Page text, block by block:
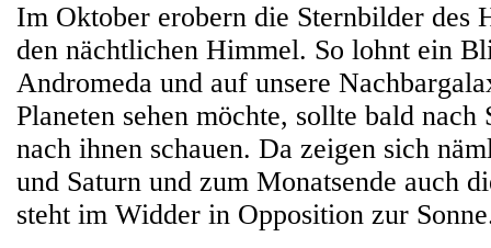
Im Oktober erobern die Sternbilder des
den nächtlichen Himmel. So lohnt ein
Andromeda und auf unsere
Planeten sehen möchte, sollte bald nach
nach ihnen schauen. Da zeigen sich
und Saturn und zum Monatsende auch
steht im Widder in Opposition zur